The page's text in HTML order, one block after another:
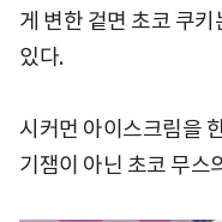
게 변한 겉면 초코 쿠
있다.
시커먼 아이스크림을
기잼이 아닌 초코 무스